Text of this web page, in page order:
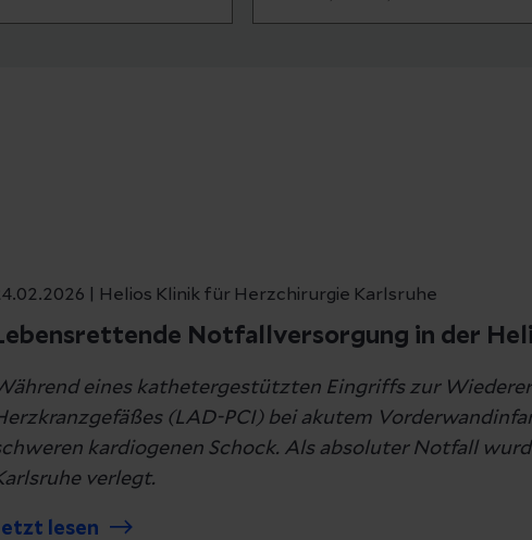
| Helios Klinik für Herzchirurgie Karlsruhe
Notfallversorgung in der
eines kathetergestützten Eingriffs zur
(LAD-PCI) bei akutem
kardiogenen Schock. Als absoluter Notfall
verlegt.
lesen